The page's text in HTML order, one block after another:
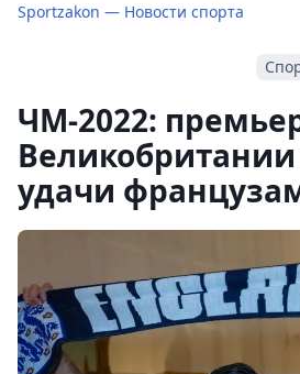
Sportzakon — Новости спорта
ЧМ-2022:
удачи